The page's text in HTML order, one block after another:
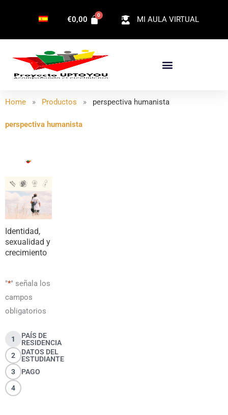
MI AULA VIRTUAL
€0,00
Home » Productos » perspectiva humanista
perspectiva humanista
Identidad,
sexualidad y
crecimiento
"*" señala los
campos
obligatorios
1
PAÍS DE
RESIDENCIA
2
DATOS DEL
ESTUDIANTE
3
PAGO
4